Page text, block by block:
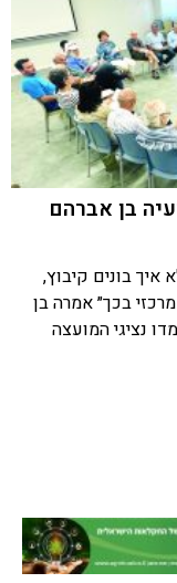
בן אברהם
איך בונים קיבוץ,
בכך״ אמרה בן
נציגי המועצה